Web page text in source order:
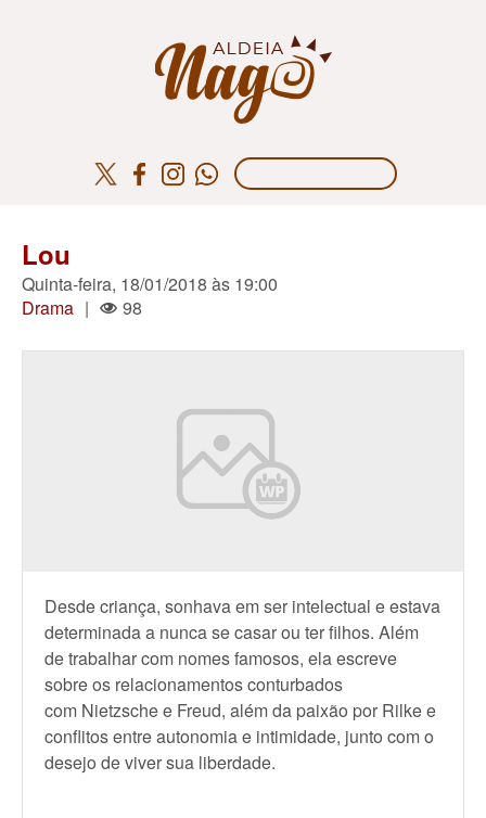
Lou
Quinta-feira, 18/01/2018 às 19:00
Drama | 98
Desde criança, sonhava em ser intelectual e estava
determinada a nunca se casar ou ter filhos. Além
de trabalhar com nomes famosos, ela escreve
sobre os relacionamentos conturbados
com Nietzsche e Freud, além da paixão por Rilke e
conflitos entre autonomia e intimidade, junto com o
desejo de viver sua liberdade.